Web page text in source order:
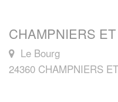
CHAMPNIERS
Le Bourg
24360 CHAMPNIERS